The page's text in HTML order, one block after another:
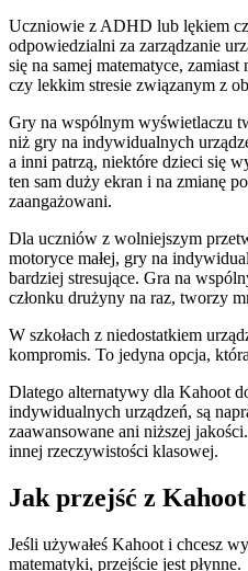
Uczniowie z ADHD lub lękiem
odpowiedzialni za zarządzanie
się na samej matematyce,
czy lekkim stresie związanym z
Gry na wspólnym wyświetlaczu
niż gry na indywidualnych
a inni patrzą, niektóre dzieci się
ten sam duży ekran i na zmianę
zaangażowani.
Dla uczniów z wolniejszym
motoryce małej, gry na
bardziej stresujące. Gra na
członku drużyny na raz, tworzy
W szkołach z niedostatkiem
kompromis. To jedyna opcja,
Dlatego alternatywy dla Kahoot
indywidualnych urządzeń, są
zaawansowane ani niższej
innej rzeczywistości klasowej.
Jak przejść z
Jeśli używałeś Kahoot i chcesz
matematyki, przejście jest płynne.